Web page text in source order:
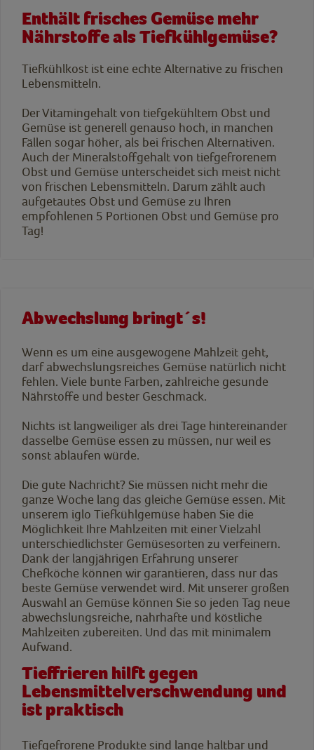
Enthält frisches Gemüse mehr
Nährstoffe als Tiefkühlgemüse?
Tiefkühlkost ist eine echte Alternative zu frischen
Lebensmitteln.
Der Vitamingehalt von tiefgekühltem Obst und
Gemüse ist generell genauso hoch, in manchen
Fällen sogar höher, als bei frischen Alternativen.
Auch der Mineralstoffgehalt von tiefgefrorenem
Obst und Gemüse unterscheidet sich meist nicht
von frischen Lebensmitteln. Darum zählt auch
aufgetautes Obst und Gemüse zu Ihren
empfohlenen 5 Portionen Obst und Gemüse pro
Tag!
Abwechslung bringt´s!
Wenn es um eine ausgewogene Mahlzeit geht,
darf abwechslungsreiches Gemüse natürlich nicht
fehlen. Viele bunte Farben, zahlreiche gesunde
Nährstoffe und bester Geschmack.
Nichts ist langweiliger als drei Tage hintereinander
dasselbe Gemüse essen zu müssen, nur weil es
sonst ablaufen würde.
Die gute Nachricht? Sie müssen nicht mehr die
ganze Woche lang das gleiche Gemüse essen. Mit
unserem iglo Tiefkühlgemüse haben Sie die
Möglichkeit Ihre Mahlzeiten mit einer Vielzahl
unterschiedlichster Gemüsesorten zu verfeinern.
Dank der langjährigen Erfahrung unserer
Chefköche können wir garantieren, dass nur das
beste Gemüse verwendet wird. Mit unserer großen
Auswahl an Gemüse können Sie so jeden Tag neue
abwechslungsreiche, nahrhafte und köstliche
Mahlzeiten zubereiten. Und das mit minimalem
Aufwand.
Tieffrieren hilft gegen
Lebensmittelverschwendung und
ist praktisch
Tiefgefrorene Produkte sind lange haltbar und